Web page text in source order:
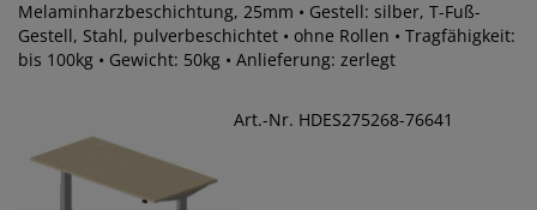
Melaminharzbeschichtung, 25mm • Gestell: silber, T-Fuß-
Gestell, Stahl, pulverbeschichtet • ohne Rollen • Tragfähigkeit:
bis 100kg • Gewicht: 50kg • Anlieferung: zerlegt
Art.-Nr. HDES275268-76641